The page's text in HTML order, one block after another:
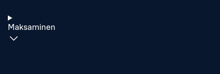
Maksaminen